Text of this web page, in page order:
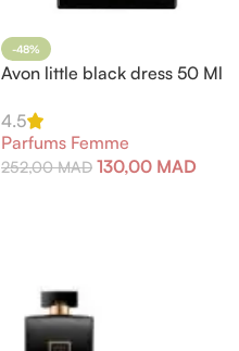
-48%
Avon little black dress 50 Ml
4.5
Parfums Femme
252,00MAD 130,00 MAD